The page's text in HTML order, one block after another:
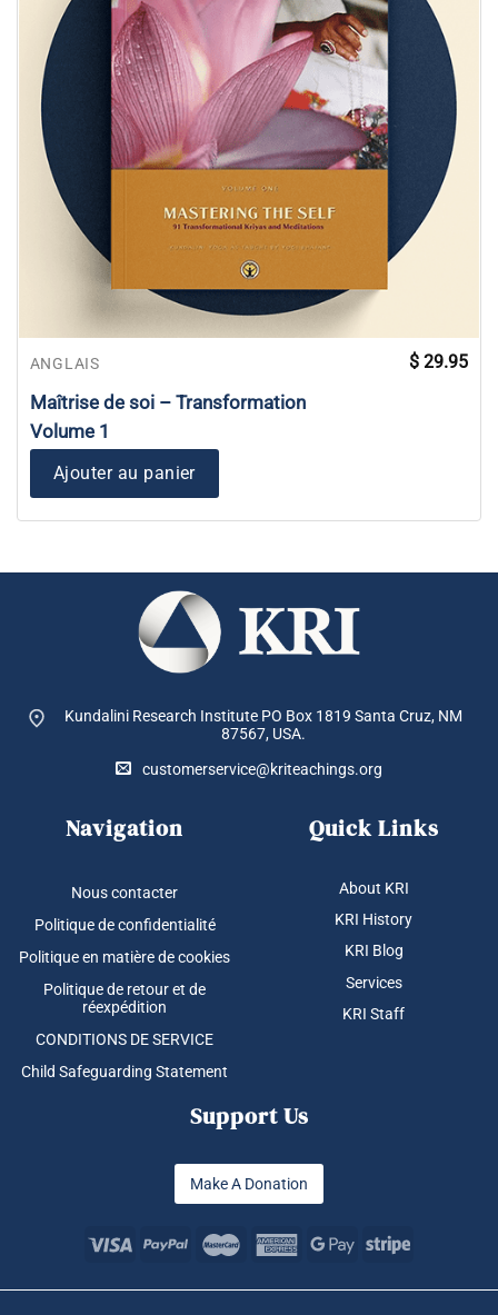
ANGLAIS
Maîtrise de soi – Transformation
Volume 1
$ 29.95
Ajouter au panier
Kundalini Research Institute PO Box 1819 Santa Cruz, NM
87567, USA.
customerservice@kriteachings.org
Navigation
Nous contacter
Politique de confidentialité
Politique en matière de cookies
Politique de retour et de
réexpédition
CONDITIONS DE SERVICE
Child Safeguarding Statement
Quick Links
About KRI
KRI History
KRI Blog
Services
KRI Staff
Support Us
Make A Donation